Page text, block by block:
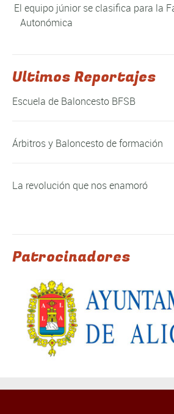
El equipo júnior se clasifica para la
Autonómica
Ultimos Reportajes
Escuela de Baloncesto BFSB
Árbitros y Baloncesto de formación
La revolución que nos enamoró
Patrocinadores